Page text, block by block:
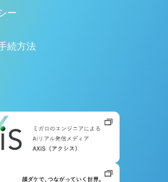
ー
続方法